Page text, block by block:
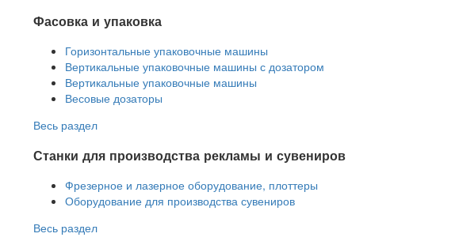
Фасовка и упаковка
Горизонтальные упаковочные машины
Вертикальные упаковочные машины с дозатором
Вертикальные упаковочные машины
Весовые дозаторы
Весь раздел
Станки для производства рекламы и сувениров
Фрезерное и лазерное оборудование, плоттеры
Оборудование для производства сувениров
Весь раздел